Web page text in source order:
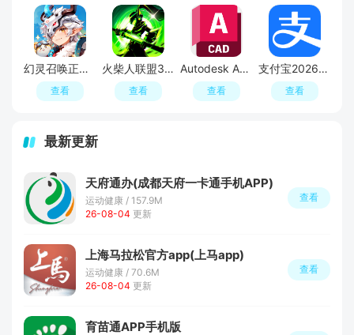
幻灵召唤正版手游
查看
火柴人联盟3官方正版
查看
Autodesk AutoCAD 2023破解版
查看
支付宝2026最新版本
查看
最新更新
天府通办(成都天府一卡通手机APP)
运动健康 / 157.9M
26-08-04 更新
查看
上海马拉松官方app(上马app)
运动健康 / 70.6M
26-08-04 更新
查看
育苗通APP手机版